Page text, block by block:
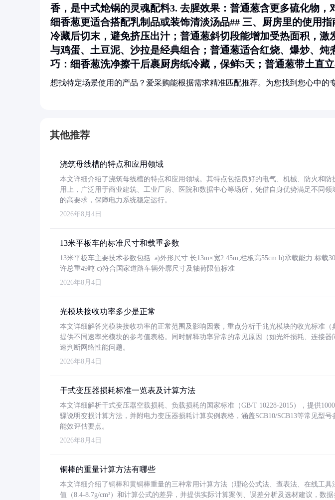
香，是中式炝锅的灵魂配料3. 去腥效果 ：普通葱含更多硫化物，
细香葱更适合搭配乳制品或装饰清淡汤品## 三、厨房里的使用指
冷藏后切末，避免挤压出汁；普通葱斜切段能增加受热面积，激
与鸡蛋、土豆泥、沙拉是经典组合；普通葱适合红烧、爆炒、炖
巧 ：细香葱洗净擦干后裹厨房纸冷藏，保鲜5天；普通葱带土直
想找特定场景使用的产品？爱采购能根据需求精准匹配推荐。为您找到您心中的
其他推荐
浇筑母线槽的特点和应用领域
本文详细介绍了浇筑母线槽的特点和应用领域。其特点包括良好的电气、机械、防火和防
用上，广泛用于商业建筑、工业厂房、医院和数据中心等场所，凭借自身优势满足不同领
的高要求，保障电力系统稳定运行。
2026年8月4日
13米平板车的标准尺寸和载重参数
13米平板车主要技术参数包括: a)外形尺寸:长13m×宽2.45m,栏板高55cm b)承载能力:标载
许总重49吨 c)符合国家道路车辆外廓尺寸及轴荷限值标准
2026年8月4日
光模块接收功率多少是正常
本文详细解答光模块接收功率的正常范围及影响因素，重点分析千兆光模块的收光标准（
提供不同速率光模块的参考值表格。同时解释功率异常的常见原因（如光纤损耗、连接
速判断网络性能问题。
2026年8月4日
干式变压器损耗标准一览表及计算方法
本文详细解析干式变压器空载损耗、负载损耗的国家标准（GB/T 10228-2015），提供
骤说明变损计算方法，并附电力变压器损耗计算实例表格，涵盖SCB10/SCB13等常见型
能效评估要点。
2026年8月4日
铜棒的重量计算方法有哪些
本文详细介绍了铜棒和黄铜棒重量的三种常用计算方法（理论公式法、查表法、在线工具
值（8.4-8.7g/cm³）和计算公式的差异，并提供实际计算案例、误差分析及选材建议，数